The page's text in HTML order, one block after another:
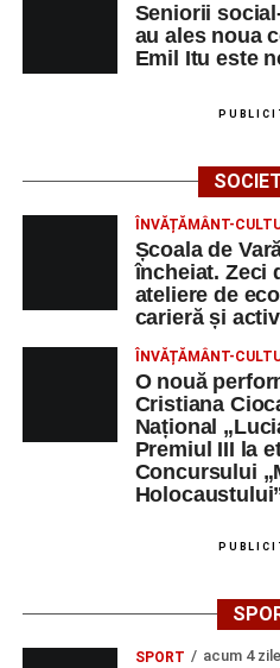
Seniorii
au ales noua
Emil Itu este
ÎNVĂȚĂMÂNT-
Școala de
încheiat. Zeci
ateliere de
carieră și
ÎNVĂȚĂMÂNT-
O nouă
Cristiana
Național
Premiul III la
Concursului
SPORT acum 4 zile